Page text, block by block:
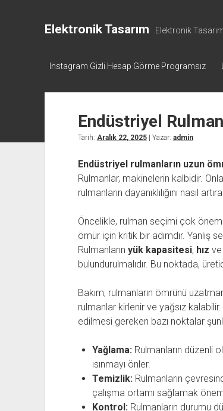
Elektronik Tasarım Elektronik
Instagram Gizli Hesap Görme Programsız
Endüstriyel
Tarih: Aralık 22, 2025| Yazar: admin
Endüstriyel rulmanların uzun
Rulmanlar, makinelerin kalbidir.
rulmanların dayanıklılığını nasıl
Öncelikle, rulman seçimi çok
ömür için kritik bir adımdır. Yanlış
Rulmanların yük kapasitesi, hız ve
bulundurulmalıdır. Bu noktada,
Bakım, rulmanların ömrünü
rulmanlar kirlenir ve yağsız kalabilir.
edilmesi gereken bazı noktalar
Yağlama:Rulmanların düzenli
ısınmayı önler.
Temizlik:Rulmanların
çalışma ortamı sağlamak
Kontrol:Rulmanların durumu